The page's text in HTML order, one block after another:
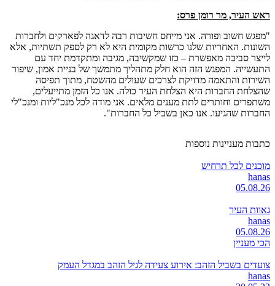
ראש העיר, מר רומן פרס:
"מפגש חשוב ופורה. אני מייחס חשיבות רבה לדאגה לפארקים ולחברות
השונות. האחריות שלנו כרשות מקומית היא לא רק לספק תשתיות, אלא
לייצר סביבה מאפשרת – כזו שמקשיבה, מגיבה ומתקדמת יחד עם
התעשייה. המפגש הזה הוא חלק מתהליך מתמשך של בניית אמון, שיפור
השירות והתאמה מדויקת לצרכים שעולים מהשטח, מתוך תפיסה
שהצלחת החברות היא הצלחת העיר כולה. אנו כל הזמן מתייעלים,
משתפרים וחותרים לתת מענים מלאים. אני מודה לכל מנכ"ליות ומנכ"לי
החברות שהגיעו. אנו כאן בשביל כל החברות".
כתבות מעניינות נוספות
מוכנים לכל תרחיש
hanas
05.08.26
גאוות העיר
hanas
05.08.26
הכי מעניין
צועדים בשביל הזהב: אירוע צעידה לגיל הזהב במגדל העמק
hanas